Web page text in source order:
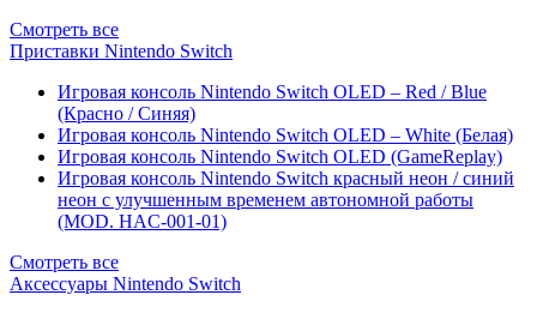
Смотреть все
Приставки Nintendo Switch
Игровая консоль Nintendo Switch OLED – Red / Blue
(Красно / Синяя)
Игровая консоль Nintendo Switch OLED – White (Белая)
Игровая консоль Nintendo Switch OLED (GameReplay)
Игровая консоль Nintendo Switch красный неон / синий
неон с улучшенным временем автономной работы
(MOD. HAC-001-01)
Смотреть все
Аксессуары Nintendo Switch